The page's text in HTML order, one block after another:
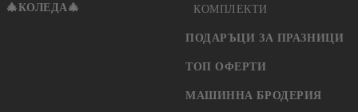
🎄КОЛЕДА🎄
КОМПЛЕКТИ
ПОДАРЪЦИ ЗА ПРАЗНИЦИ
ТОП ОФЕРТИ
МАШИННА БРОДЕРИЯ